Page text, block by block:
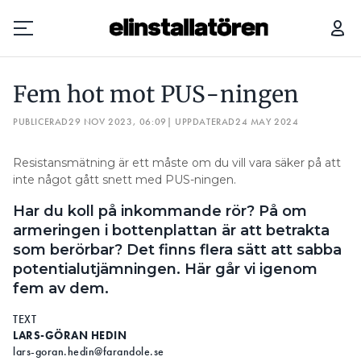
Prenumerera
Hantera prenumeration
Lediga jobb
Annonsera
Läs E-tidningen
Om tidningen
Kontakt
Personuppgifter
Fem hot mot PUS-ningen
PUBLICERAD29 NOV 2023, 06:09 | UPPDATERAD24 MAY 2024
Resistansmätning är ett måste om du vill vara säker på att
inte något gått snett med PUS-ningen.
Har du koll på inkommande rör? På om
armeringen i bottenplattan är att betrakta
som berörbar? Det finns flera sätt att sabba
potentialutjämningen. Här går vi igenom
fem av dem.
TEXT
LARS-GÖRAN HEDIN
lars-goran.hedin@farandole.se
FEM HOT MOT PUS-NINGEN ”SMIDIG FÖR FOLK SOM